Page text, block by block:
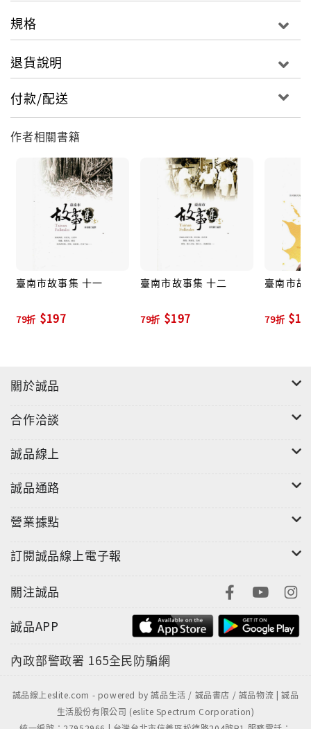
規格
退貨說明
付款/配送
作者相關書籍
臺南市故事集 十一
79折 $197
臺南市故事集 十二
79折 $197
臺南市故
79折
關於誠品
合作洽談
誠品線上
誠品通路
營業據點
訂閱誠品線上電子報
關注誠品
誠品APP
內政部警政署 165全民防騙網
誠品線上eslite.com - powered by 誠品生活 / 誠品書店 / 誠品物流 | 誠品
生活股份有限公司 (eslite Spectrum Corporation)